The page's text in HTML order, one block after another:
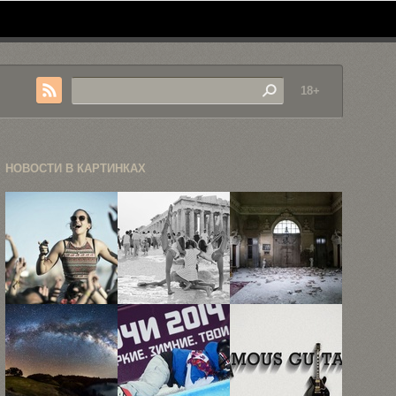
18+
НОВОСТИ В КАРТИНКАХ
Небольшой
фотоотчет с
фестиваля
«Коачелла»
...
«В
Акрополе»:
12
фотографий
туристов ...
Европы:
фотогалерея